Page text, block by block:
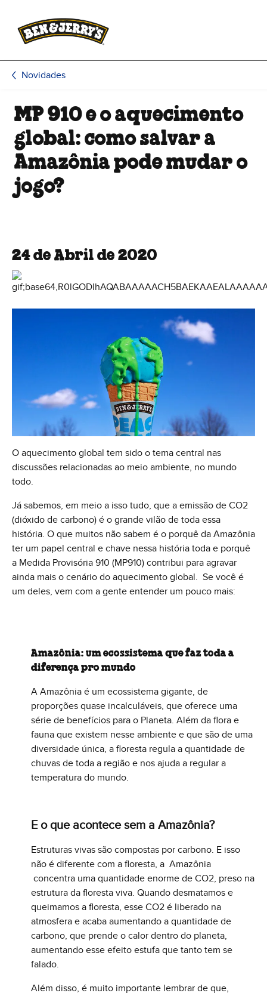
Novidades
MP 910 e o aquecimento
global: como salvar a
Amazônia pode mudar o
jogo?
24 de Abril de 2020
O aquecimento global tem sido o tema central nas
discussões relacionadas ao meio ambiente, no mundo
todo.
Já sabemos, em meio a isso tudo, que a emissão de CO2
(dióxido de carbono) é o grande vilão de toda essa
história. O que muitos não sabem é o porquê da Amazônia
ter um papel central e chave nessa história toda e porquê
a Medida Provisória 910 (MP910) contribui para agravar
ainda mais o cenário do aquecimento global. Se você é
um deles, vem com a gente entender um pouco mais:
Amazônia: um ecossistema que faz toda a
diferença pro mundo
A Amazônia é um ecossistema gigante, de
proporções quase incalculáveis, que oferece uma
série de benefícios para o Planeta. Além da flora e
fauna que existem nesse ambiente e que são de uma
diversidade única, a floresta regula a quantidade de
chuvas de toda a região e nos ajuda a regular a
temperatura do mundo.
E o que acontece sem a Amazônia?
Estruturas vivas são compostas por carbono. E isso
não é diferente com a floresta, a Amazônia
concentra uma quantidade enorme de CO2, preso na
estrutura da floresta viva. Quando desmatamos e
queimamos a floresta, esse CO2 é liberado na
atmosfera e acaba aumentando a quantidade de
carbono, que prende o calor dentro do planeta,
aumentando esse efeito estufa que tanto tem se
falado.
Além disso, é muito importante lembrar de que,